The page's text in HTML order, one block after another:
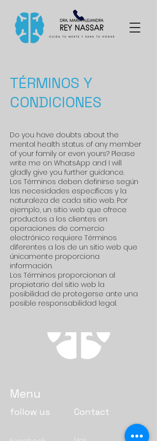
TÉRMINOS Y
CONDICIONES
Do you have doubts about the
mental health status of any member
of your family or even yours? Please
write me on WhatsApp and I will
gladly give you further guidance.
Los Términos deben definirse según
las necesidades específicas y la
naturaleza de cada sitio web. Por
ejemplo, un sitio web que ofrece
productos a los clientes en
operaciones de comercio
electrónico requiere Términos
diferentes a los de un sitio web que
únicamente proporciona
información.
Los Términos proporcionan al
propietario del sitio web la
posibilidad de protegerse ante una
posible responsabilidad legal.
Menu
follow us Contact